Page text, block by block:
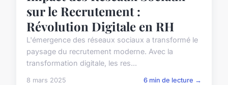
sur le Recrutement :
Révolution Digitale en RH
L'émergence des réseaux sociaux a transformé le
paysage du recrutement moderne. Avec la
transformation digitale, les res...
8 mars 2025 6 min de lecture →